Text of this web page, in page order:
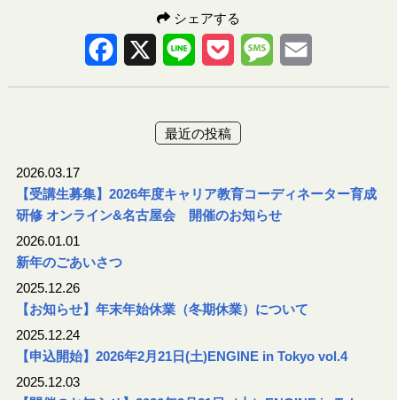
シェアする
Facebook Line Pocket Message
最近の投稿
2026.03.17
【受講生募集】2026年度キャリア教育コーディネーター育成
研修 オンライン&名古屋会 開催のお知らせ
2026.01.01
新年のごあいさつ
2025.12.26
【お知らせ】年末年始休業（冬期休業）について
2025.12.24
【申込開始】2026年2月21日(土)ENGINE in Tokyo vol.4
2025.12.03